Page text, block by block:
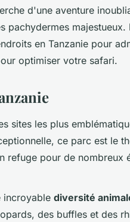
d'une aventure
pachydermes majestueux.
en Tanzanie pour
optimiser votre safari.
sites les plus
ce parc est le
refuge pour de nombreux
incroyable diversité
des buffles et des